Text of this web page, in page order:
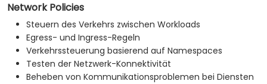
Network Policies
Steuern des Verkehrs zwischen Workloads
Egress- und Ingress-Regeln
Verkehrssteuerung basierend auf Namespaces
Testen der Netzwerk-Konnektivität
Beheben von Kommunikationsproblemen bei Diensten